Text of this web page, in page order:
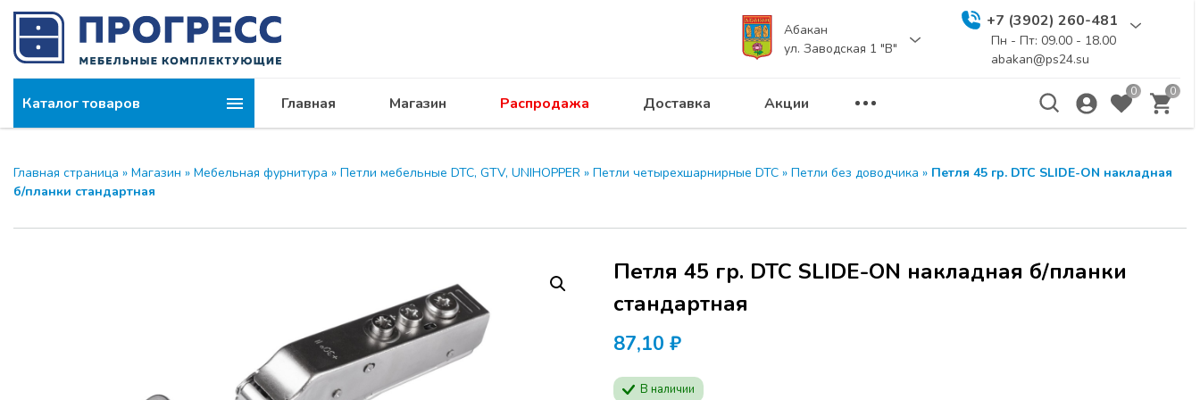
Абакан
ул. Заводская 1 "В"
+7 (3902) 260-481
Пн - Пт: 09.00 - 18.00
abakan@ps24.su
Каталог товаров Главная Магазин Распродажа Доставка Акции
0 0
Главная страница » Магазин » Мебельная фурнитура » Петли мебельные DTC, GTV, UNIHOPPER » Петли четырехшарнирные DTC » Петли без доводчика » Петля 45 гр. DTC SLIDE-ON накладная
б/планки стандартная
Петля 45 гр. DTC SLIDE-ON накладная б/планки
стандартная
87,10₽
В наличии
Компания ПРОГРЕСС приглашает на семинар
продукции
MODUS иUNIHOPPER,
актуальные решения для создания
мебели.
Расписание:
Начало в отеле АЗИЯ по адресу г.
Абакан, ул. Кирова, 114 стр.1